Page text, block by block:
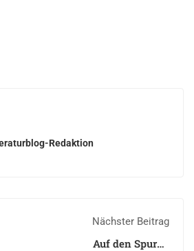
Redaktion
Nächster Beitrag
Auf den Spuren